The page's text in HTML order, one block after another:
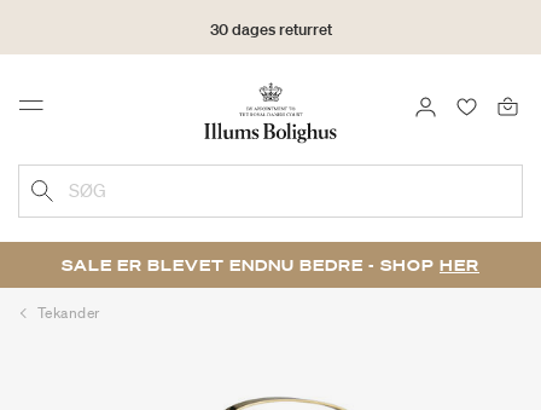
30 dages returret
Menu LOG IND
SØG
SALE ER BLEVET ENDNU BEDRE - SHOP HER
Tekander